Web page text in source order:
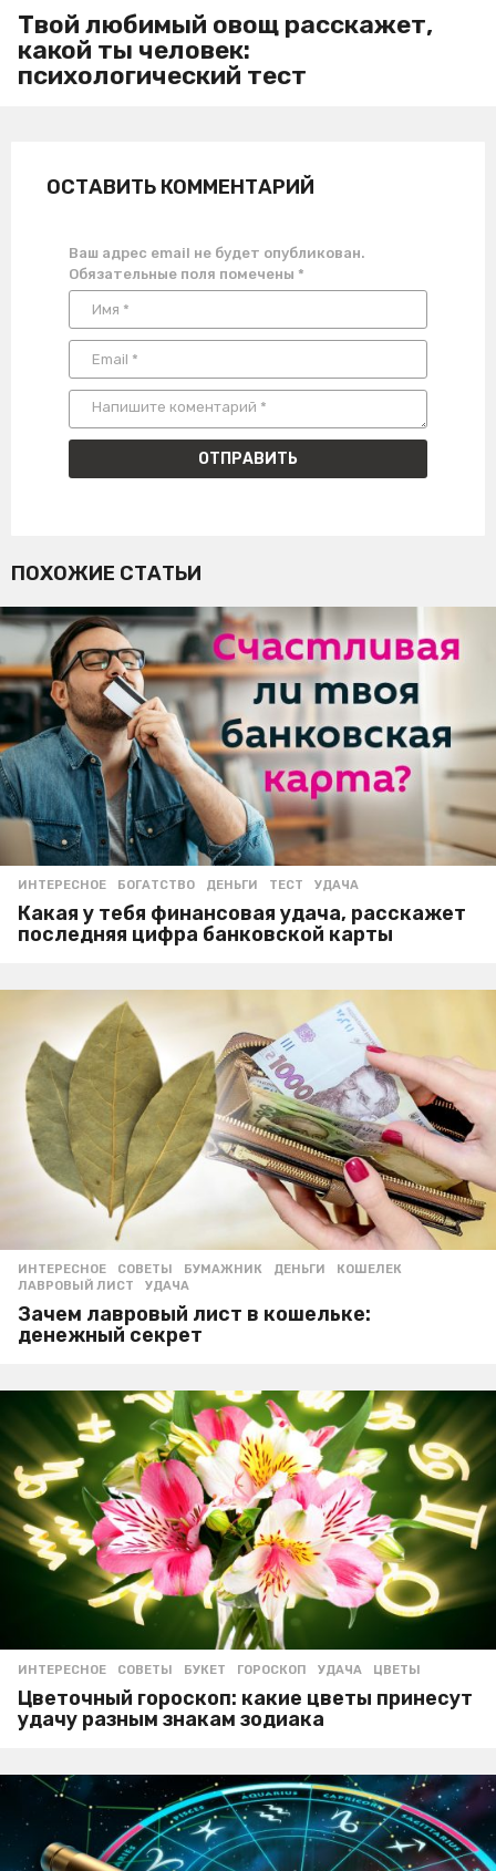
Твой любимый овощ расскажет,
какой ты человек:
психологический тест
ОСТАВИТЬ КОММЕНТАРИЙ
Ваш адрес email не будет опубликован.
Обязательные поля помечены *
ПОХОЖИЕ СТАТЬИ
ИНТЕРЕСНОЕ БОГАТСТВО ,ДЕНЬГИ ,ТЕСТ ,УДАЧА
Какая у тебя финансовая удача, расскажет
последняя цифра банковской карты
ИНТЕРЕСНОЕ ,СОВЕТЫ БУМАЖНИК ,ДЕНЬГИ ,КОШЕЛЕК
ЛАВРОВЫЙ ЛИСТ
,УДАЧА
Зачем лавровый лист в кошельке:
денежный секрет
ИНТЕРЕСНОЕ ,СОВЕТЫ БУКЕТ ,ГОРОСКОП ,УДАЧА ,ЦВЕТЫ
Цветочный гороскоп: какие цветы принесут
удачу разным знакам зодиака